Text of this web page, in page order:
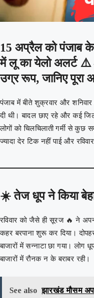
15 अप्रैल को पंजाब
में लू का येलो अलर्ट
उग्र रूप, जानिए पूरा
पंजाब में बीते शुक्रवार और
दी थी। बादल छाए रहे और कई
लोगों को चिलचिलाती गर्मी से कुछ
ज्यादा देर टिक नहीं पाई और
☀️ तेज धूप ने किया
रविवार को जैसे ही सूरज 🔥 ने
कहर बरपाना शुरू कर दिया।
बाजारों में सन्नाटा छा गया।
बाजारों में रौनक न के बराबर रही।
See also झारखंड मौसम